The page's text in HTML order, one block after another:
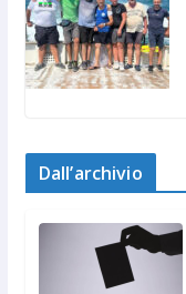
Dall’archivio